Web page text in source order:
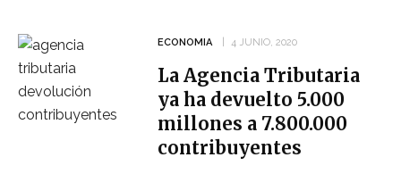
ECONOMIA 4 JUNIO, 2020
La Agencia Tributaria
ya ha devuelto 5.000
millones a 7.800.000
contribuyentes